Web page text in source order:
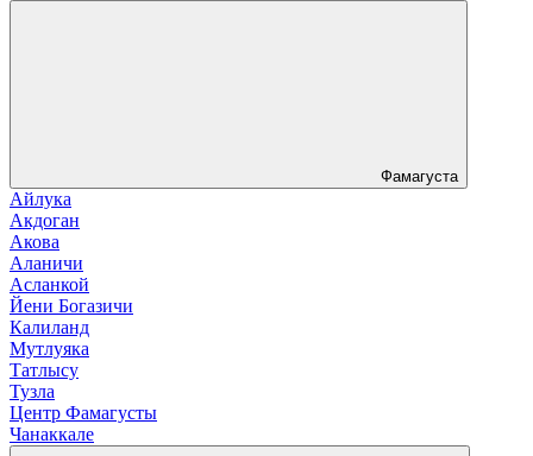
Фамагуста
Айлука
Акдоган
Акова
Аланичи
Асланкой
Йени Богазичи
Калиланд
Мутлуяка
Татлысу
Тузла
Центр Фамагусты
Чанаккале